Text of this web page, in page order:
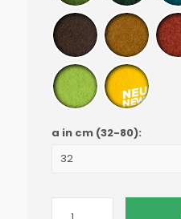
a in cm(32-80):